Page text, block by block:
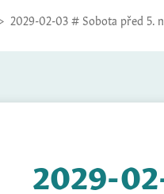
2029-02-03 # Sobota před 5.
2029-